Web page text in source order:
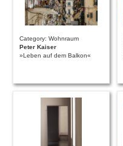
Category: Wohnraum
Peter Kaiser
»Leben auf dem Balkon«